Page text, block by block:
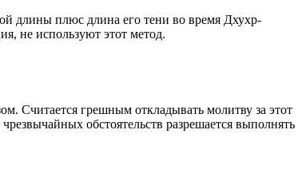
длины плюс длина его тени во время Дхухр-
не используют этот метод.
Считается грешным откладывать молитву за этот
обстоятельств разрешается выполнять